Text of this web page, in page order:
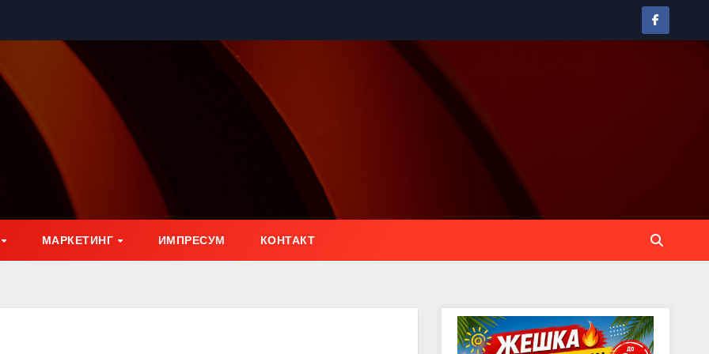
МАРКЕТИНГ ИМПРЕСУМ КОНТАКТ